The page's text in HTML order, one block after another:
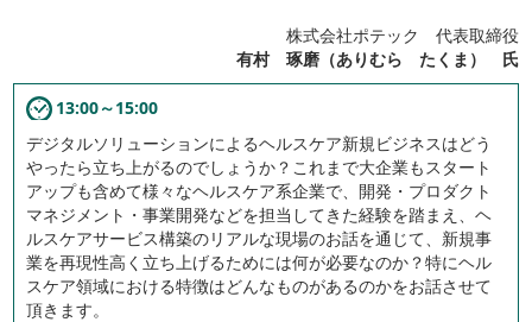
株式会社ポテック 代表取締役
有村 琢磨（ありむら たくま） 氏
13:00～15:00
デジタルソリューションによるヘルスケア新規ビジネスはどう
やったら立ち上がるのでしょうか？これまで大企業もスタート
アップも含めて様々なヘルスケア系企業で、開発・プロダクト
マネジメント・事業開発などを担当してきた経験を踏まえ、ヘ
ルスケアサービス構築のリアルな現場のお話を通じて、新規事
業を再現性高く立ち上げるためには何が必要なのか？特にヘル
スケア領域における特徴はどんなものがあるのかをお話させて
頂きます。